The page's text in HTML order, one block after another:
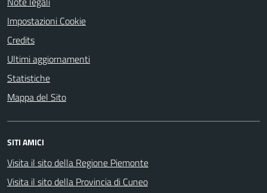
Impostazioni Cookie
Credits
Ultimi aggiornamenti
Statistiche
Mappa del Sito
SITI AMICI
Visita il sito della Regione Piemonte
Visita il sito della Provincia di Cuneo